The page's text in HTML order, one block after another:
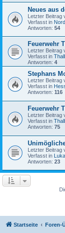
Neues aus
Letzter Beitrag
Verfasst in
Antworten: 54
Feuerwehr
Letzter Beitrag
Verfasst in
Antworten: 4
Stephans
Letzter Beitrag
Verfasst in
Antworten: 116
Feuerwehr
Letzter Beitrag
Verfasst in
Antworten: 75
Letzter Beitrag
Verfasst in
Antworten: 23
Startseite Foren-